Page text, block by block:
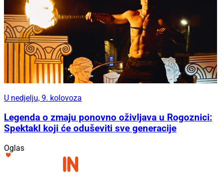
U nedjelju, 9. kolovoza
Legenda o zmaju ponovno oživljava u Rogoznici:
Spektakl koji će oduševiti sve generacije
Oglas